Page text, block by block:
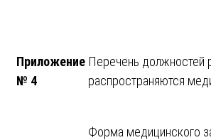
Приложение
№ 4
Перечень должностей
распространяются
Форма медицинского